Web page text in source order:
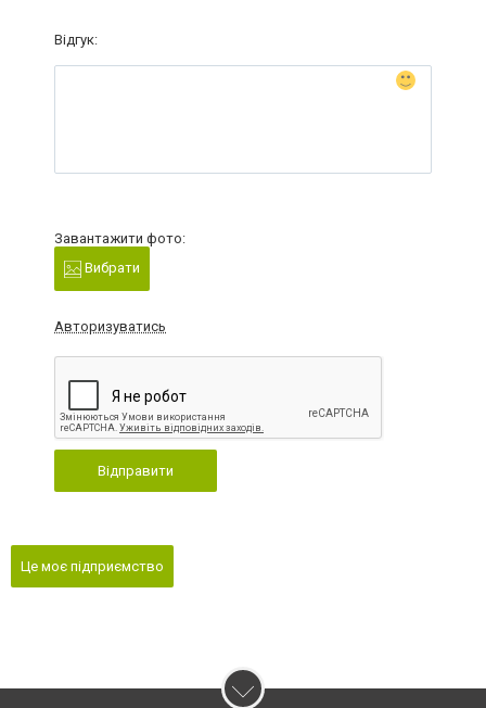
Відгук:
Завантажити фото:
Вибрати
Авторизуватись
Відправити
Це моє підприємство